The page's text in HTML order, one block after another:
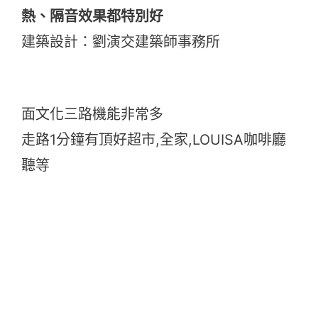
熱、隔音效果都特別好
建築設計：劉演交建築師事務所
面文化三路機能非常多
走路1分鐘有頂好超市,全家,LOUISA咖啡廳
聽等